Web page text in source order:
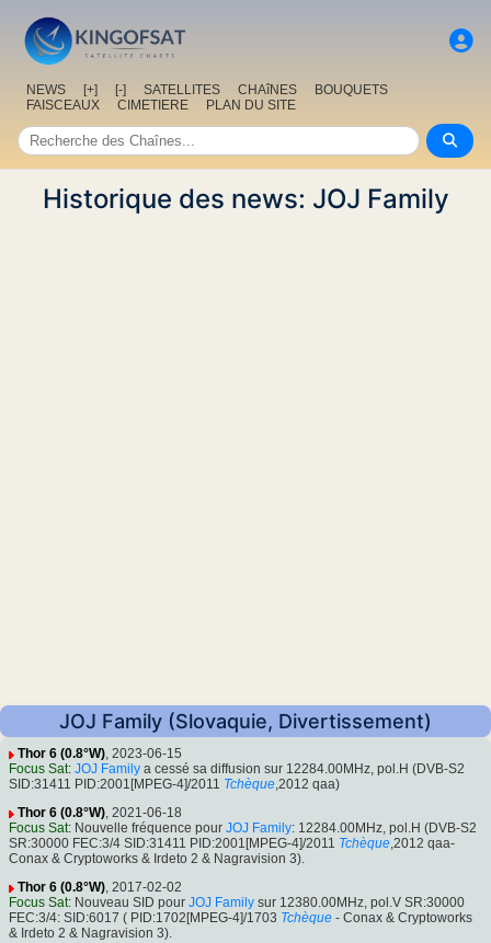
NEWS [+] [-] SATELLITES CHAîNES
BOUQUETS
FAISCEAUX
CIMETIERE PLAN DU SITE
Historique des news: JOJ Family
JOJ Family (Slovaquie, Divertissement)
Thor 6 (0.8°W), 2023-06-15
Focus Sat: JOJ Family a cessé sa diffusion sur 12284.00MHz, pol.H (DVB-S2
SID:31411 PID:2001[MPEG-4]/2011 Tchèque,2012 qaa)
Thor 6 (0.8°W), 2021-06-18
Focus Sat: Nouvelle fréquence pour JOJ Family: 12284.00MHz, pol.H (DVB-S2
SR:30000 FEC:3/4 SID:31411 PID:2001[MPEG-4]/2011 Tchèque,2012 qaa-
Conax & Cryptoworks & Irdeto 2 & Nagravision 3).
Thor 6 (0.8°W), 2017-02-02
Focus Sat: Nouveau SID pour JOJ Family sur 12380.00MHz, pol.V SR:30000
FEC:3/4: SID:6017 ( PID:1702[MPEG-4]/1703 Tchèque - Conax & Cryptoworks
& Irdeto 2 & Nagravision 3).